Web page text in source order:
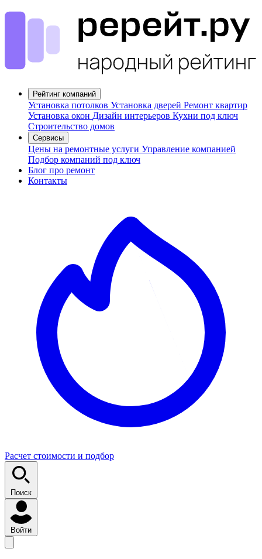
Рейтинг компаний
Установка потолков Установка дверей Ремонт квартир
Установка окон Дизайн интерьеров Кухни под ключ
Строительство домов
Сервисы
Цены на ремонтные услуги Управление компанией
Подбор компаний под ключ
Блог про ремонт
Контакты
Расчет стоимости и подбор
Поиск
Войти